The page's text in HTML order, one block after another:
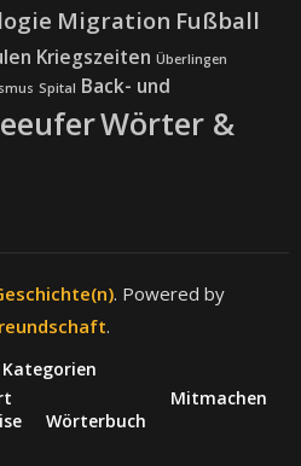
Migration Fußball
Kriegszeiten Überlingen
Spital Back- und
Wörter &
. Powered by
.
Kategorien
Wörterbuch
Mitmachen